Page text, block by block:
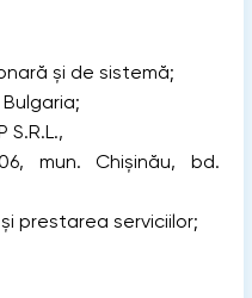
și de sistemă;
Bulgaria;
S.R.L.,
mun. Chișinău, bd.
prestarea serviciilor;